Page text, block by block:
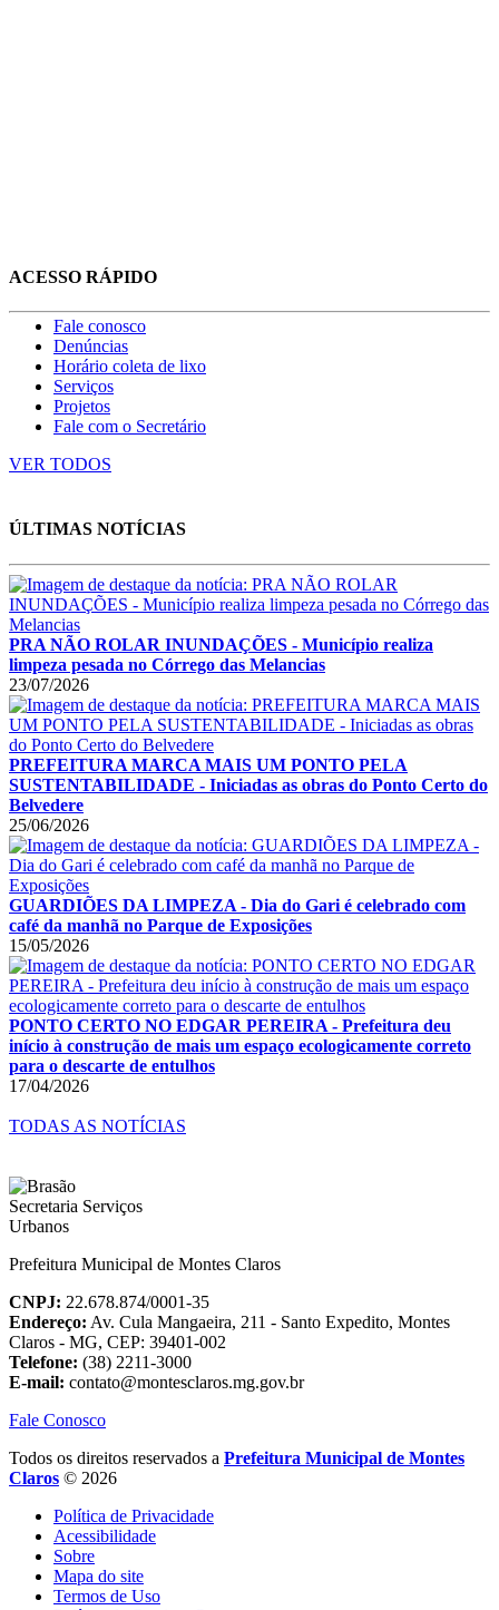
ACESSO RÁPIDO
Fale conosco
Denúncias
Horário coleta de lixo
Serviços
Projetos
Fale com o Secretário
VER TODOS
ÚLTIMAS NOTÍCIAS
PRA NÃO ROLAR INUNDAÇÕES - Município realiza
limpeza pesada no Córrego das Melancias
23/07/2026
PREFEITURA MARCA MAIS UM PONTO PELA
SUSTENTABILIDADE - Iniciadas as obras do Ponto Certo do
Belvedere
25/06/2026
GUARDIÕES DA LIMPEZA - Dia do Gari é celebrado com
café da manhã no Parque de Exposições
15/05/2026
PONTO CERTO NO EDGAR PEREIRA - Prefeitura deu
início à construção de mais um espaço ecologicamente correto
para o descarte de entulhos
17/04/2026
TODAS AS NOTÍCIAS
Prefeitura Municipal de Montes Claros
CNPJ: 22.678.874/0001-35
Endereço: Av. Cula Mangaeira, 211 - Santo Expedito, Montes
Claros - MG, CEP: 39401-002
Telefone: (38) 2211-3000
E-mail: contato@montesclaros.mg.gov.br
Fale Conosco
Todos os direitos reservados a Prefeitura Municipal de Montes
Claros © 2026
Política de Privacidade
Acessibilidade
Sobre
Mapa do site
Termos de Uso